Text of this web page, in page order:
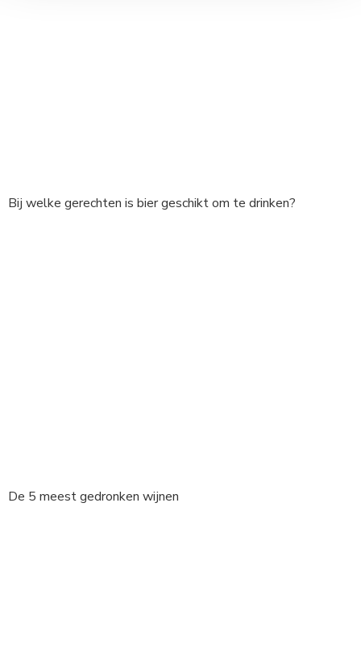
Bij welke gerechten is bier geschikt om te drinken?
De 5 meest gedronken wijnen